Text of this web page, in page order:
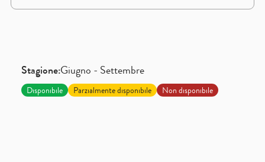
Stagione:Giugno - Settembre
Disponibile Parzialmente disponibile Non disponibile